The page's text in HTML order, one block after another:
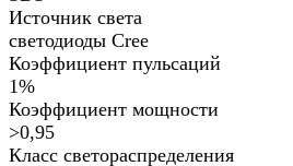
Источник света
светодиоды Cree
Коэффициент пульсаций
1%
Коэффициент мощности
>0,95
Класс светораспределения